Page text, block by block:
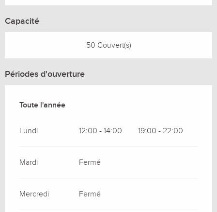
Capacité
50 Couvert(s)
Périodes d'ouverture
Toute l'année
Toute l'année
Lundi 12:00 - 14:00 19:00 - 22:00
Mardi Fermé
Mercredi Fermé